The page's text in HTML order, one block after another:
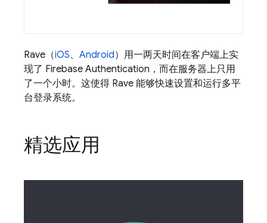
Rave（iOS、 Android）用一两天时间在客户端上实
现了 Firebase Authentication，而在服务器上只用
了一个小时。这使得 Rave 能够快速设置和运行多平
台登录系统。
精选应用